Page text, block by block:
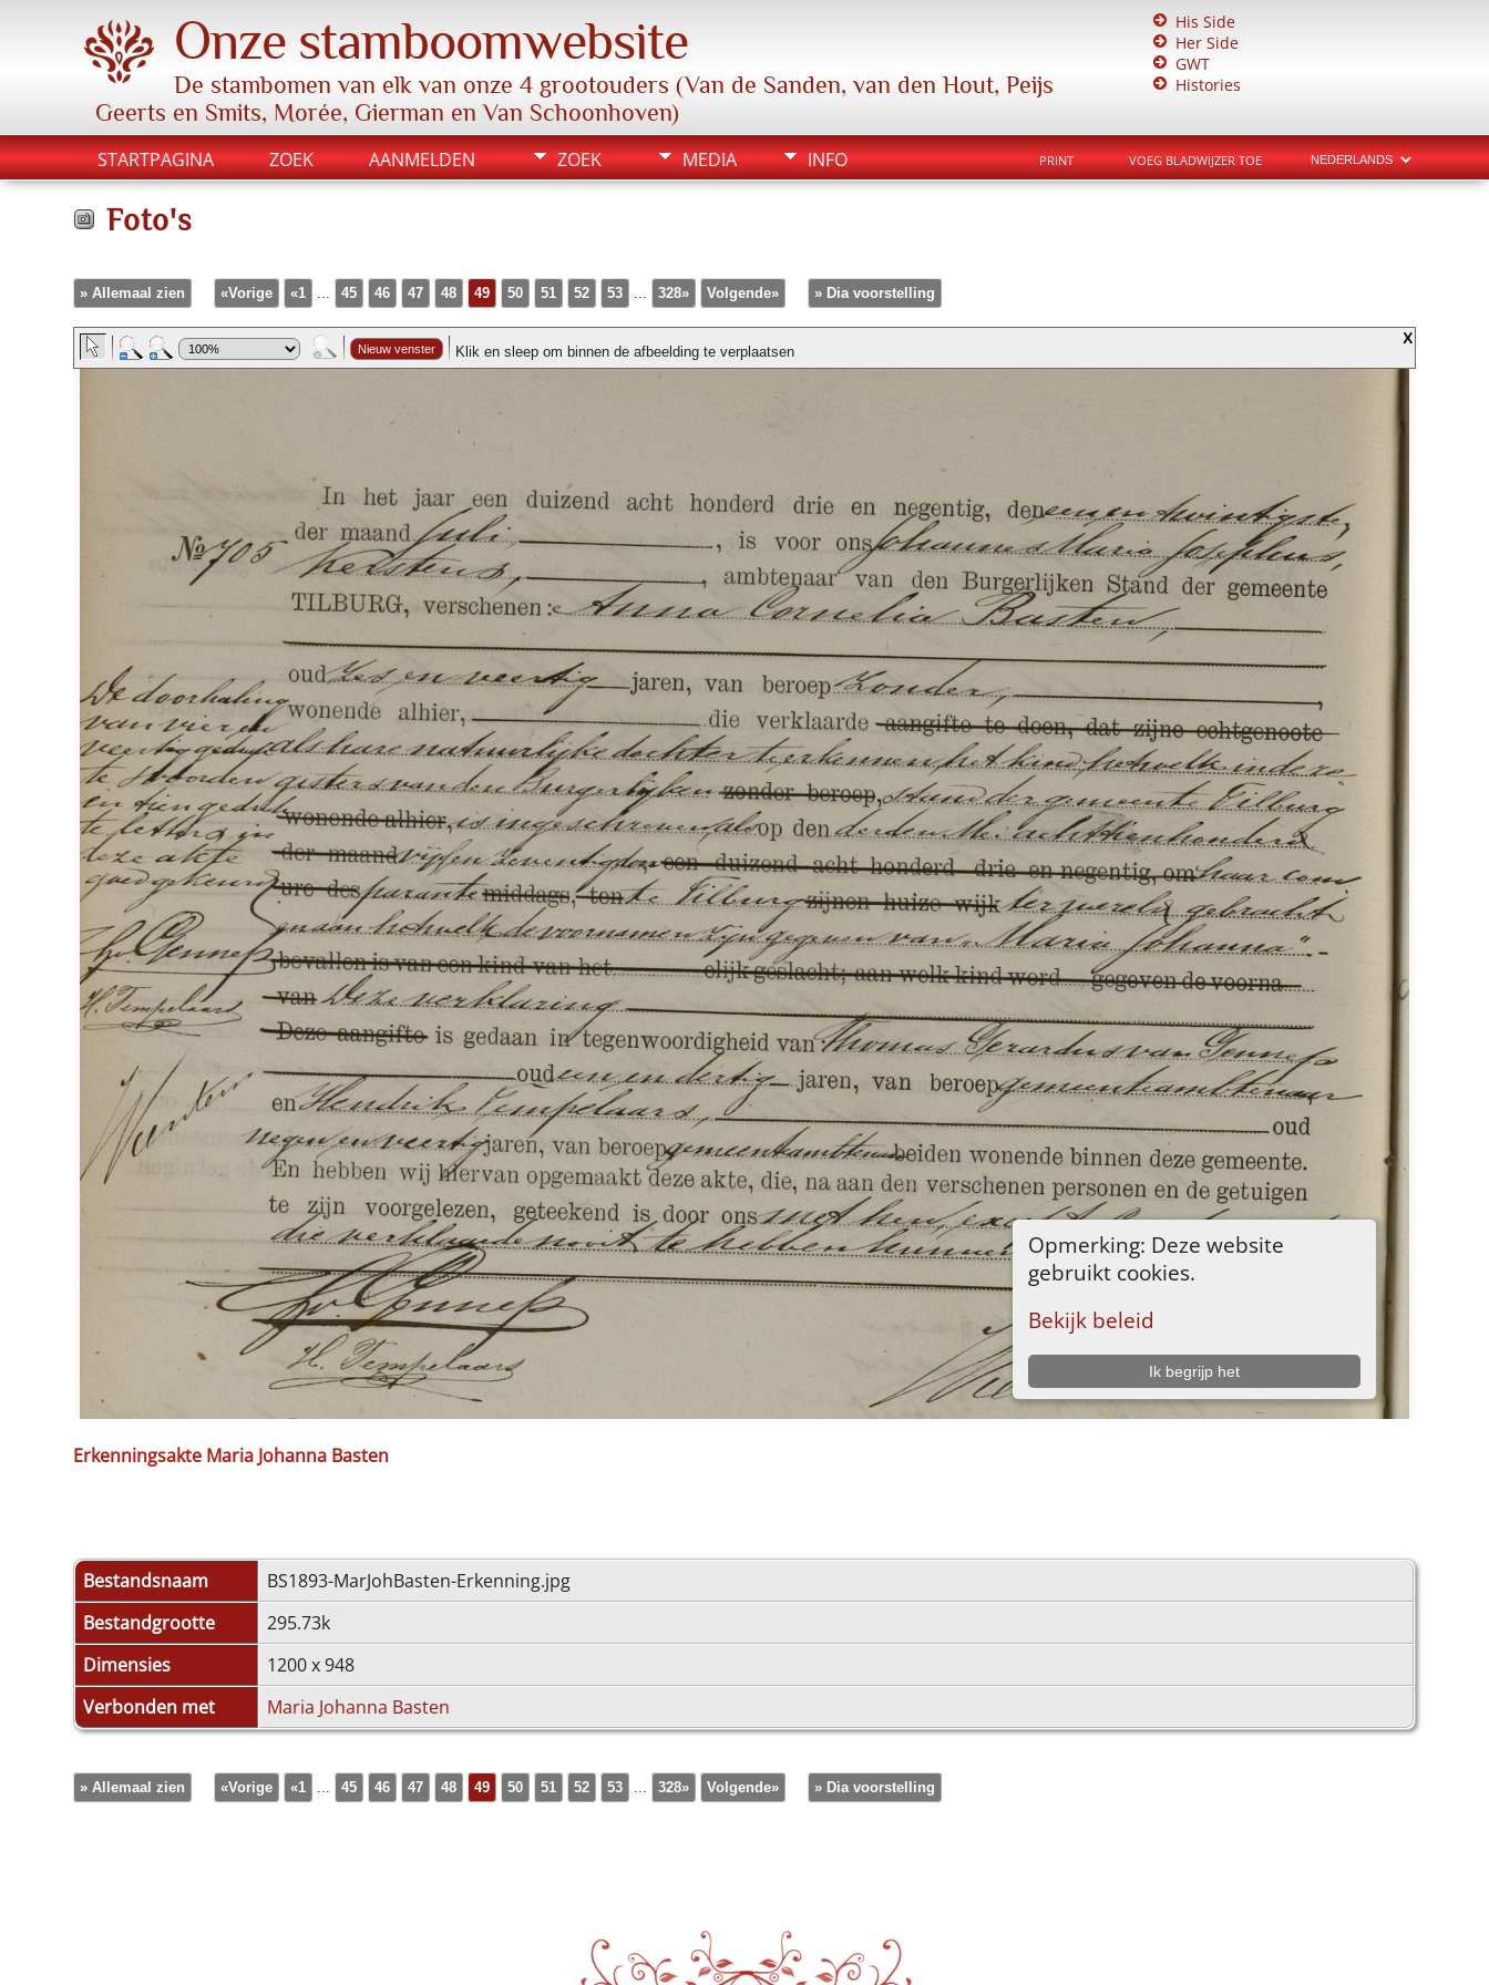
Onze stamboomwebsite
De stambomen van elk van onze 4 grootouders (Van de Sanden, van den Hout, Peijs
Geerts en Smits, Morée, Gierman en Van Schoonhoven)
His Side
Her Side
GWT
Histories
ZOEK MEDIA INFO
STARTPAGINA ZOEK AANMELDEN PRINT VOEG BLADWIJZER TOE
Foto's
» Allemaal zien «Vorige «1 ... 45 46 47 48 49 50 51 52 53 ... 328» Volgende» » Dia voorstelling
Erkenningsakte Maria Johanna Basten
Bestandsnaam
BS1893-MarJohBasten-Erkenning.jpg
Bestandgrootte
295.73k
Dimensies
1200 x 948
Verbonden met
Maria Johanna Basten
» Allemaal zien «Vorige «1 45 46 47 48 49 50 51 52 53 328» Volgende» » Dia voorstelling